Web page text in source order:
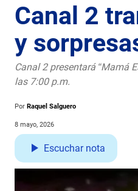
Canal 2
y
Canal 2 presentará “Mamá
las 7:00 p.m.
Por Raquel Salguero
8 mayo, 2026
Escuchar nota